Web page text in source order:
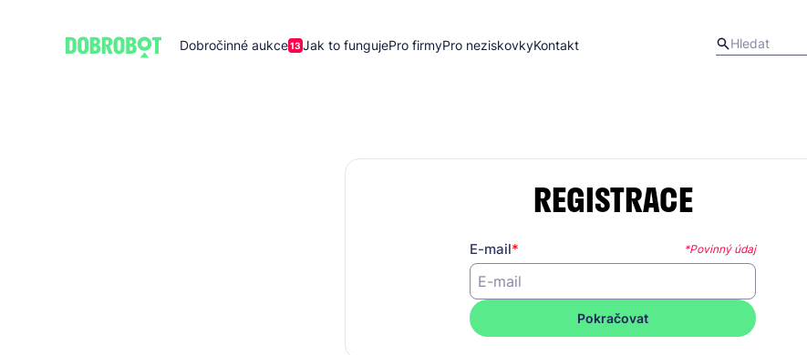
Dobročinné aukce13 Jak to fungujePro firmyPro neziskovkyKontakt
REGISTRACE
E-mail *Povinný údaj
Pokračovat